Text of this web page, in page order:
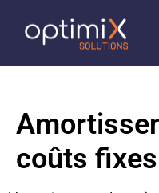
coûts fixes